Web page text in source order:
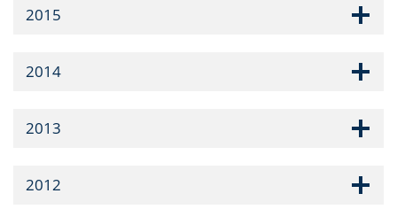
2015
2014
2013
2012